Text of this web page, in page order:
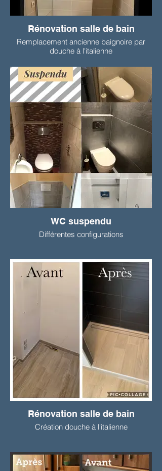
Rénovation salle de bain
Remplacement ancienne baignoire par
douche à l'italienne
WC suspendu
Différentes configurations
Rénovation salle de bain
Création douche à l'italienne